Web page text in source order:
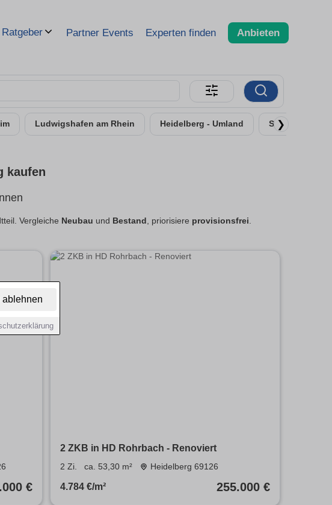
Ratgeber Partner Events Experten finden Anbieten
Ludwigshafen am Rhein Heidelberg - Umland Speyer
❯
kaufen
Vergleiche Neubau und Bestand , priorisiere provisionsfrei.
€
2 ZKB in HD Rohrbach - Renoviert
2 Zi. ca. 53,30 m² Heidelberg 69126
4.784 €/m² 255.000 €